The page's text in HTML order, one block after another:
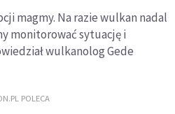
magmy. Na razie wulkan nadal
monitorować sytuację i
wulkanolog Gede
POLECA